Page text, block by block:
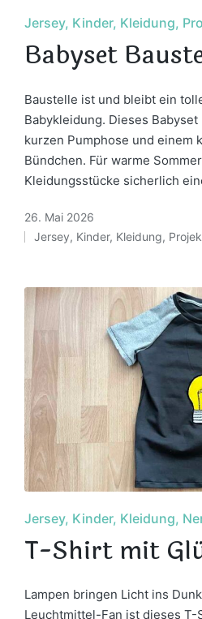
Posted
in
Jersey Kinder Kleidung
Babyset
Baustelle ist und bleibt ein
Babykleidung. Dieses
kurzen Pumphose und einem
Bündchen. Für warme
Kleidungsstücke sicherlich
26. Mai 2026
Posted
Jersey, Kinder, Kleidung,
Posted
in
Jersey Kinder Kleidung
T-Shirt mit
Lampen bringen Licht ins
Leuchtmittel-Fan ist dieses